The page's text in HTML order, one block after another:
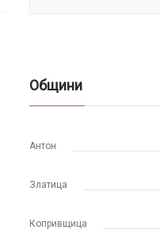
Общини
Антон
Златица
Копривщица